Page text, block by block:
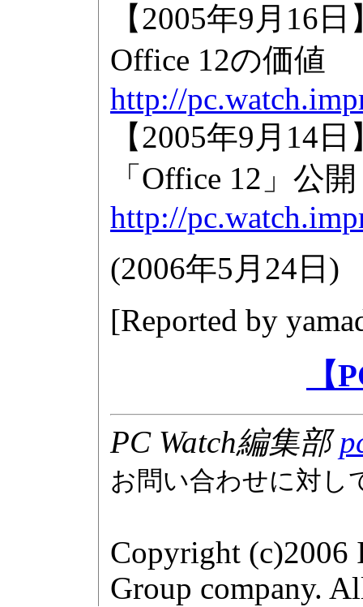
【2005年9月16
Office 12の価値
http://
【2005年9月14
「Office 12」公開
http://
(2006年5月24日 )
[Reported by
【
PC Watch編集部
お問い合わせに対し
Copyright (c)2006
Group company.